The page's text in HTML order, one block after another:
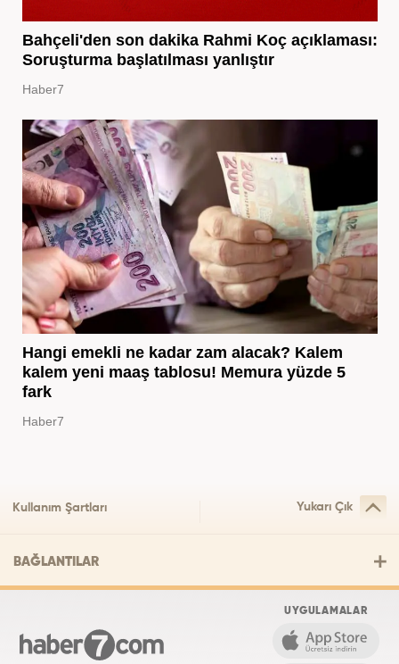
Bahçeli'den son dakika Rahmi Koç açıklaması:
Soruşturma başlatılması yanlıştır
Haber7
Hangi emekli ne kadar zam alacak? Kalem
kalem yeni maaş tablosu! Memura yüzde 5
fark
Haber7
Kullanım Şartları Yukarı Çık
BAĞLANTILAR
UYGULAMALAR